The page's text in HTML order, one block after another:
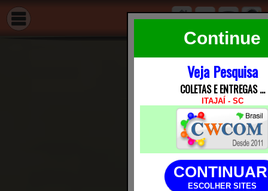
Continue
Veja Pesquisa
COLETAS E ENTREGAS ...
ITAJAÍ - SC
ESCOLHER SITES